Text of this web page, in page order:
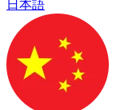
日本語